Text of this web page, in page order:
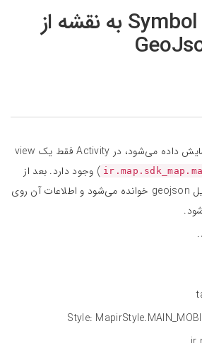
افزودن Symbol به نقشه از
ابتدا Activity نمایش داده می‌شود، در Activity فقط یک view
) وجود دارد. بعد از
بارگذاری نقشه، یک فایل geojson خوانده می‌شود و اطلاعات آن روی
Style: